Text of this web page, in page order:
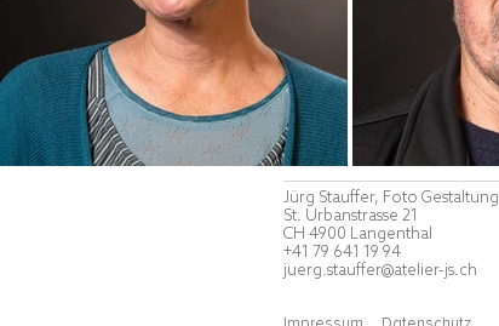
Jürg Stauffer, Foto Gestaltung
St. Urbanstrasse 21
CH 4900 Langenthal
+41 79 641 19 94
juerg.stauffer@atelier-js.ch